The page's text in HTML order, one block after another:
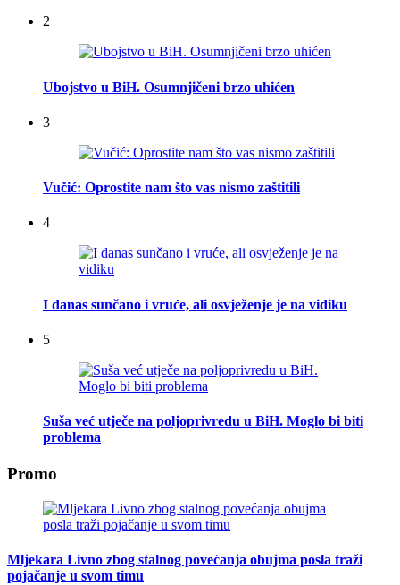
2
Ubojstvo u BiH. Osumnjičeni brzo uhićen
3
Vučić: Oprostite nam što vas nismo zaštitili
4
I danas sunčano i vruće, ali osvježenje je na vidiku
5
Suša već utječe na poljoprivredu u BiH. Moglo bi biti
problema
Promo
Mljekara Livno zbog stalnog povećanja obujma posla traži
pojačanje u svom timu